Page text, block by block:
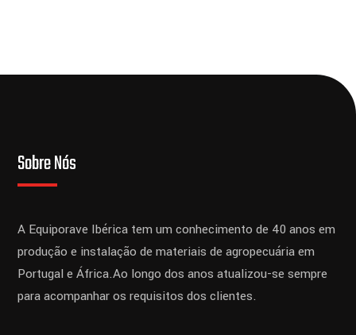
Sobre Nós
A Equiporave Ibérica tem um conhecimento de 40 anos em
produção e instalação de materiais de agropecuária em
Portugal e África.Ao longo dos anos atualizou-se sempre
para acompanhar os requisitos dos clientes.